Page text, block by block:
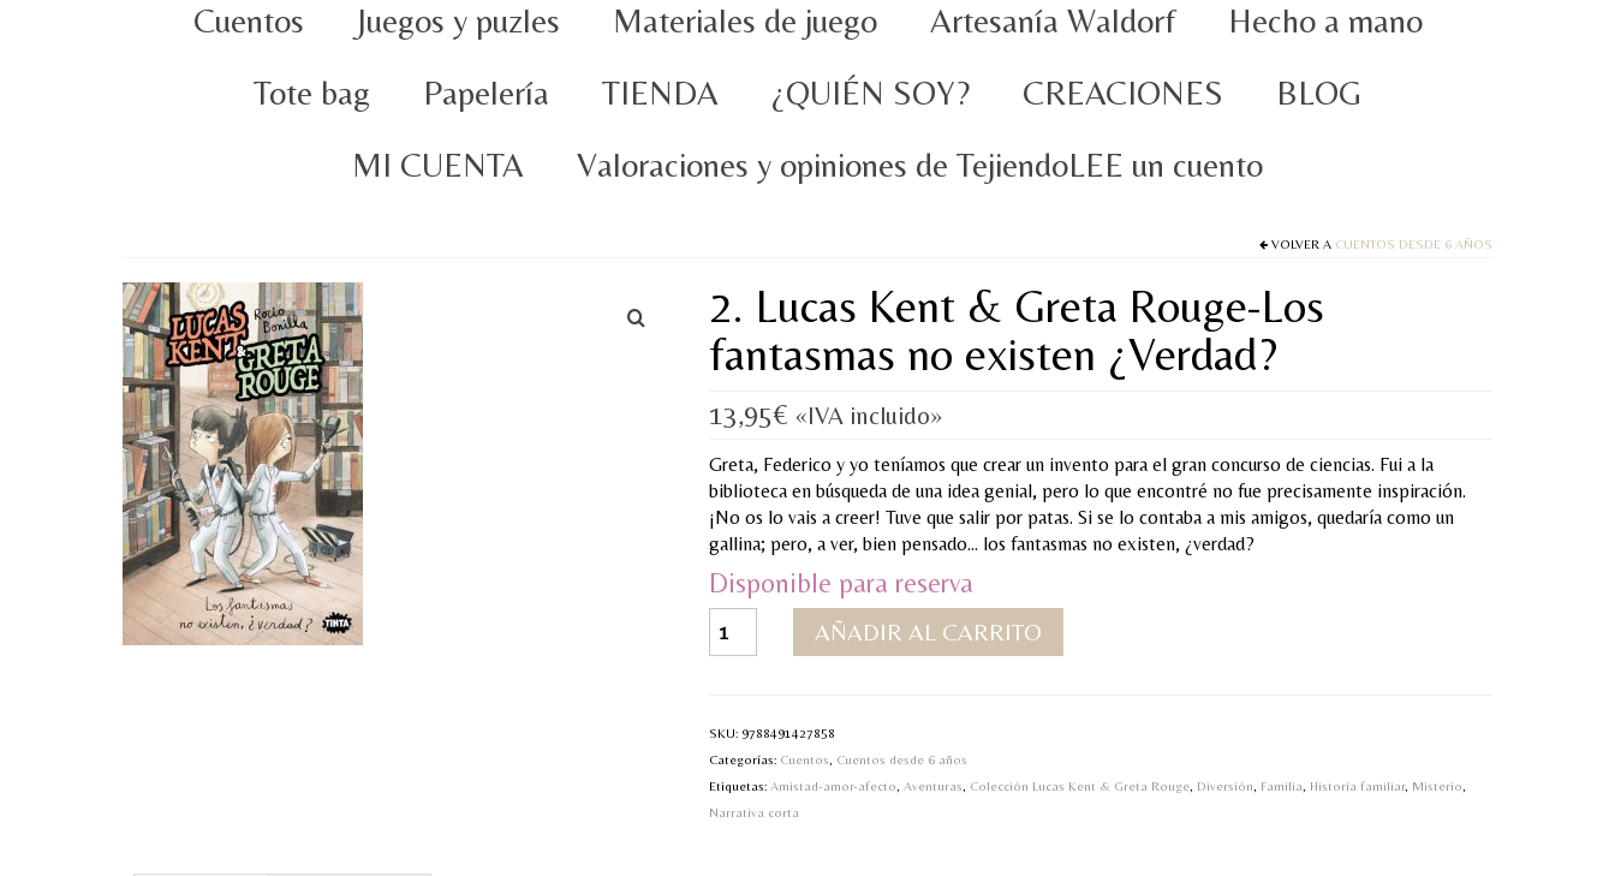
Cuentos Juegos y puzles Materiales de juego Artesanía Waldorf
Hecho a mano
Tote bag
Papelería TIENDA ¿QUIÉN SOY? CREACIONES
BLOG
MI CUENTA
Valoraciones y opiniones de TejiendoLEE un cuento
VOLVER A CUENTOS DESDE 6 AÑOS
2. Lucas Kent & Greta Rouge-Los
fantasmas no existen ¿Verdad?
13,95€ «IVA incluido»
Greta, Federico y yo teníamos que crear un invento para el gran concurso de ciencias. Fui a la
biblioteca en búsqueda de una idea genial, pero lo que encontré no fue precisamente inspiración.
¡No os lo vais a creer! Tuve que salir por patas. Si se lo contaba a mis amigos, quedaría como un
gallina; pero, a ver, bien pensado… los fantasmas no existen, ¿verdad?
Disponible para reserva
Lucas
Greta
Rouge-
Los
fantasmas
AÑADIR AL CARRITO
SKU: 9788491427858
Categorías: Cuentos
Cuentos desde 6 años
Etiquetas: Amistad-amor-afecto Aventuras Colección Lucas Kent & Greta Rouge, Diversión Familia Historia familiar, Misterio
Narrativa corta